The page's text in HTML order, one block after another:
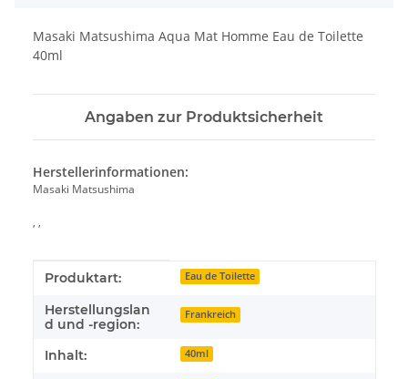
Masaki Matsushima Aqua Mat Homme Eau de Toilette
40ml
Angaben zur Produktsicherheit
Herstellerinformationen:
Masaki Matsushima
, ,
Produkteigenschaft
Wert
Produktart: Eau de Toilette
Herstellungslan
d und -region:
Frankreich
Inhalt: 40ml